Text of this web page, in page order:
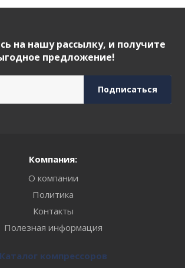
на нашу рассылку, и получите
предложение!
Компания:
О компании
Политика
Контакты
Полезная информация
Каталог компрессоров